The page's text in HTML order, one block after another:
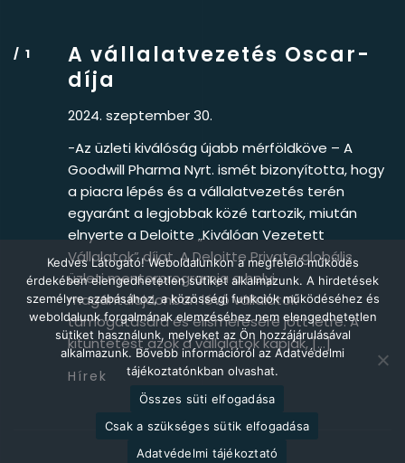
A vállalatvezetés Oscar-
díja
2024. szeptember 30.
-Az üzleti kiválóság újabb mérföldköve – A
Goodwill Pharma Nyrt. ismét bizonyította, hogy
a piacra lépés és a vállalatvezetés terén
egyaránt a legjobbak közé tartozik, miután
elnyerte a Deloitte „Kiválóan Vezetett
Vállalatok” díjat. A Deloitte Private globális
üzleti mentorprogramja a helyi
magántulajdonban lévő vállalatok
támogatására és elismerésére jött létre. A
kitüntetést azok a vállalatok kapják, […]
Hírek
Kedves Látogató! Weboldalunkon a megfelelő működés
érdekében elengedhetetlen sütiket alkalmazunk. A hirdetések
személyre szabásához, a közösségi funkciók működéséhez és
weboldalunk forgalmának elemzéséhez nem elengedhetetlen
sütiket használunk, melyeket az Ön hozzájárulásával
alkalmazunk. Bővebb információról az Adatvédelmi
tájékoztatónkban olvashat.
Összes süti elfogadása
Csak a szükséges sütik elfogadása
Adatvédelmi tájékoztató